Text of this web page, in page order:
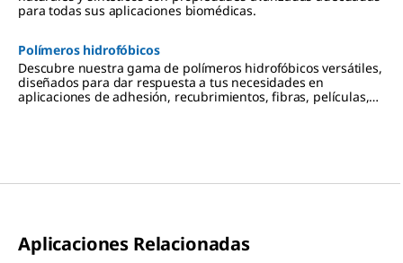
para todas sus aplicaciones biomédicas.
Polímeros hidrofóbicos
Descubre nuestra gama de polímeros hidrofóbicos versátiles,
diseñados para dar respuesta a tus necesidades en
aplicaciones de adhesión, recubrimientos, fibras, películas,
Aplicaciones Relacionadas